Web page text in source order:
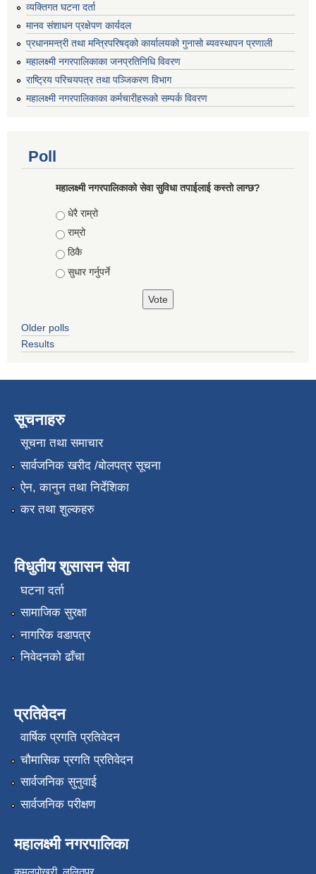
व्यक्तिगत घटना दर्ता
मानव संशाधन प्रक्षेपण कार्यदल
प्रधानमन्त्री तथा मन्त्रिपरिषद्को कार्यालयको गुनासो ब्यवस्थापन प्रणाली
महालक्ष्मी नगरपालिकाका जनप्रतिनिधि विवरण
राष्ट्रिय परिचयपत्र तथा पञ्जिकरण विभाग
महालक्ष्मी नगरपालिकाका कर्मचारीहरूको सम्पर्क विवरण
Poll
महालक्ष्मी नगरपालिकाको सेवा सुविधा तपाईलाई कस्तो लाग्छ?
Choices
धेरै राम्रो
राम्रो
ठिकै
सुधार गर्नुपर्ने
Older polls
Results
सूचनाहरु
सूचना तथा समाचार
सार्वजनिक खरीद /बोलपत्र सूचना
ऐन, कानुन तथा निर्देशिका
कर तथा शुल्कहरु
विधुतीय शुसासन सेवा
घटना दर्ता
सामाजिक सुरक्षा
नागरिक वडापत्र
निवेदनको ढाँचा
प्रतिवेदन
वार्षिक प्रगति प्रतिवेदन
चौमासिक प्रगति प्रतिवेदन
सार्वजनिक सुनुवाई
सार्वजनिक परीक्षण
महालक्ष्मी नगरपालिका
कमलपोखरी, ललितपुर